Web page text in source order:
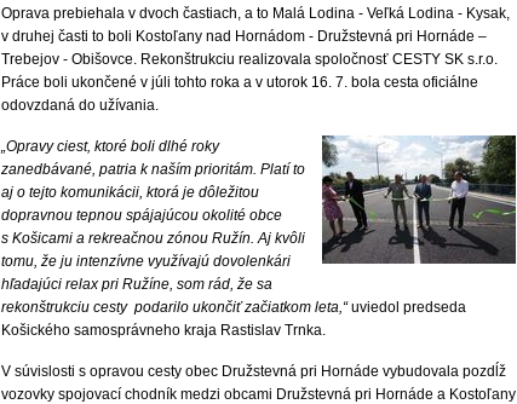
Oprava prebiehala v dvoch častiach, a to Malá Lodina - Veľká Lodina - Kysak,
v druhej časti to boli Kostoľany nad Hornádom - Družstevná pri Hornáde –
Trebejov - Obišovce. Rekonštrukciu realizovala spoločnosť CESTY SK s.r.o.
Práce boli ukončené v júli tohto roka a v utorok 16. 7. bola cesta oficiálne
odovzdaná do užívania.
„Opravy ciest, ktoré boli dlhé roky
zanedbávané, patria k naším prioritám. Platí to
aj o tejto komunikácii, ktorá je dôležitou
dopravnou tepnou spájajúcou okolité obce
s Košicami a rekreačnou zónou Ružín. Aj kvôli
tomu, že ju intenzívne využívajú dovolenkári
hľadajúci relax pri Ružíne, som rád, že sa
rekonštrukciu cesty podarilo ukončiť začiatkom leta,“uviedol predseda
Košického samosprávneho kraja Rastislav Trnka.
V súvislosti s opravou cesty obec Družstevná pri Hornáde vybudovala pozdĺž
vozovky spojovací chodník medzi obcami Družstevná pri Hornáde a Kostoľany